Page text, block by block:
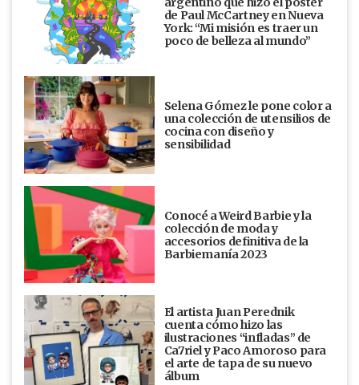
de Paul McCartney en Nueva
York: “Mi misión es traer un
poco de belleza al mundo”
Selena Gómez le pone color a
una colección de utensilios de
cocina con diseño y
sensibilidad
Conocé a Weird Barbie y la
colección de moda y
accesorios definitiva de la
Barbiemanía 2023
El artista Juan Perednik
cuenta cómo hizo las
ilustraciones “infladas” de
Ca7riel y Paco Amoroso para
el arte de tapa de su nuevo
álbum